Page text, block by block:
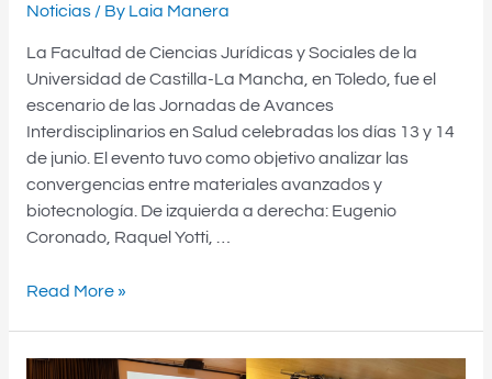
Noticias/ By Laia Manera
La Facultad de Ciencias Jurídicas y Sociales de la
Universidad de Castilla-La Mancha, en Toledo, fue el
escenario de las Jornadas de Avances
Interdisciplinarios en Salud celebradas los días 13 y 14
de junio. El evento tuvo como objetivo analizar las
convergencias entre materiales avanzados y
biotecnología. De izquierda a derecha: Eugenio
Coronado, Raquel Yotti, …
Read More »
El